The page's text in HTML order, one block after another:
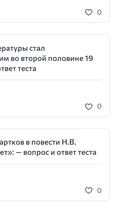
0
стал
во второй половине 19
теста
0
в повести Н.В.
— вопрос и ответ теста
0